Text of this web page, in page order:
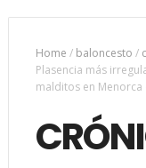
Home / baloncesto /
Plasencia más
malditos en Menorca